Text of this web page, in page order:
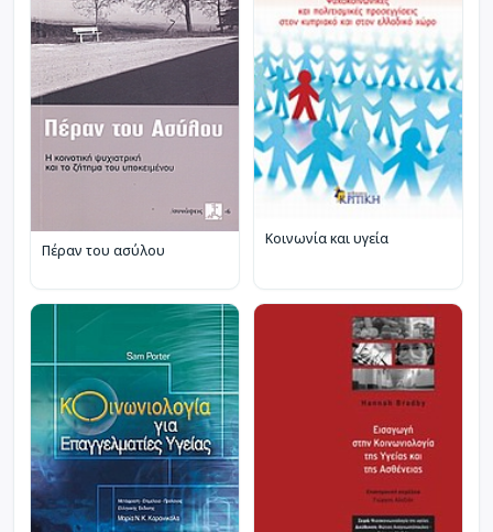
Πέραν του ασύλου
Κοινωνία και υγεία